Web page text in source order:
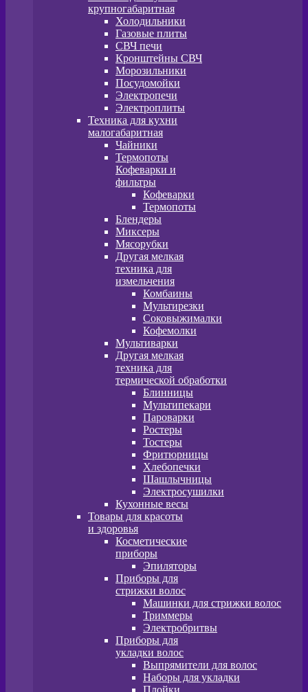
крупногабаритная
Холодильники
Газовые плиты
СВЧ печи
Кронштейны СВЧ
Морозильники
Посудомойки
Электропечи
Электроплиты
Техника для кухни
малогабаритная
Чайники
Термопоты
Кофеварки и
фильтры
Кофеварки
Термопоты
Блендеры
Миксеры
Мясорубки
Другая мелкая
техника для
измельчения
Комбаины
Мультирезки
Соковыжималки
Кофемолки
Мультиварки
Другая мелкая
техника для
термической обработки
Блинницы
Мультипекари
Пароварки
Ростеры
Тостеры
Фритюрницы
Хлебопечки
Шашлычницы
Электросушилки
Кухонные весы
Товары для красоты
и здоровья
Косметические
приборы
Эпиляторы
Приборы для
стрижки волос
Машинки для стрижки волос
Триммеры
Электробритвы
Приборы для
укладки волос
Выпрямители для волос
Наборы для укладки
Плойки